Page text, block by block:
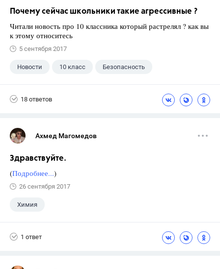
Почему сейчас школьники такие агрессивные ?
Читали новость про 10 классника который растрелял ? как вы
к этому относитесь
5 сентября 2017
Новости 10 класс Безопасность
18 ответов
Ахмед Магомедов
Здравствуйте.
(Подробнее...)
26 сентября 2017
Химия
1 ответ